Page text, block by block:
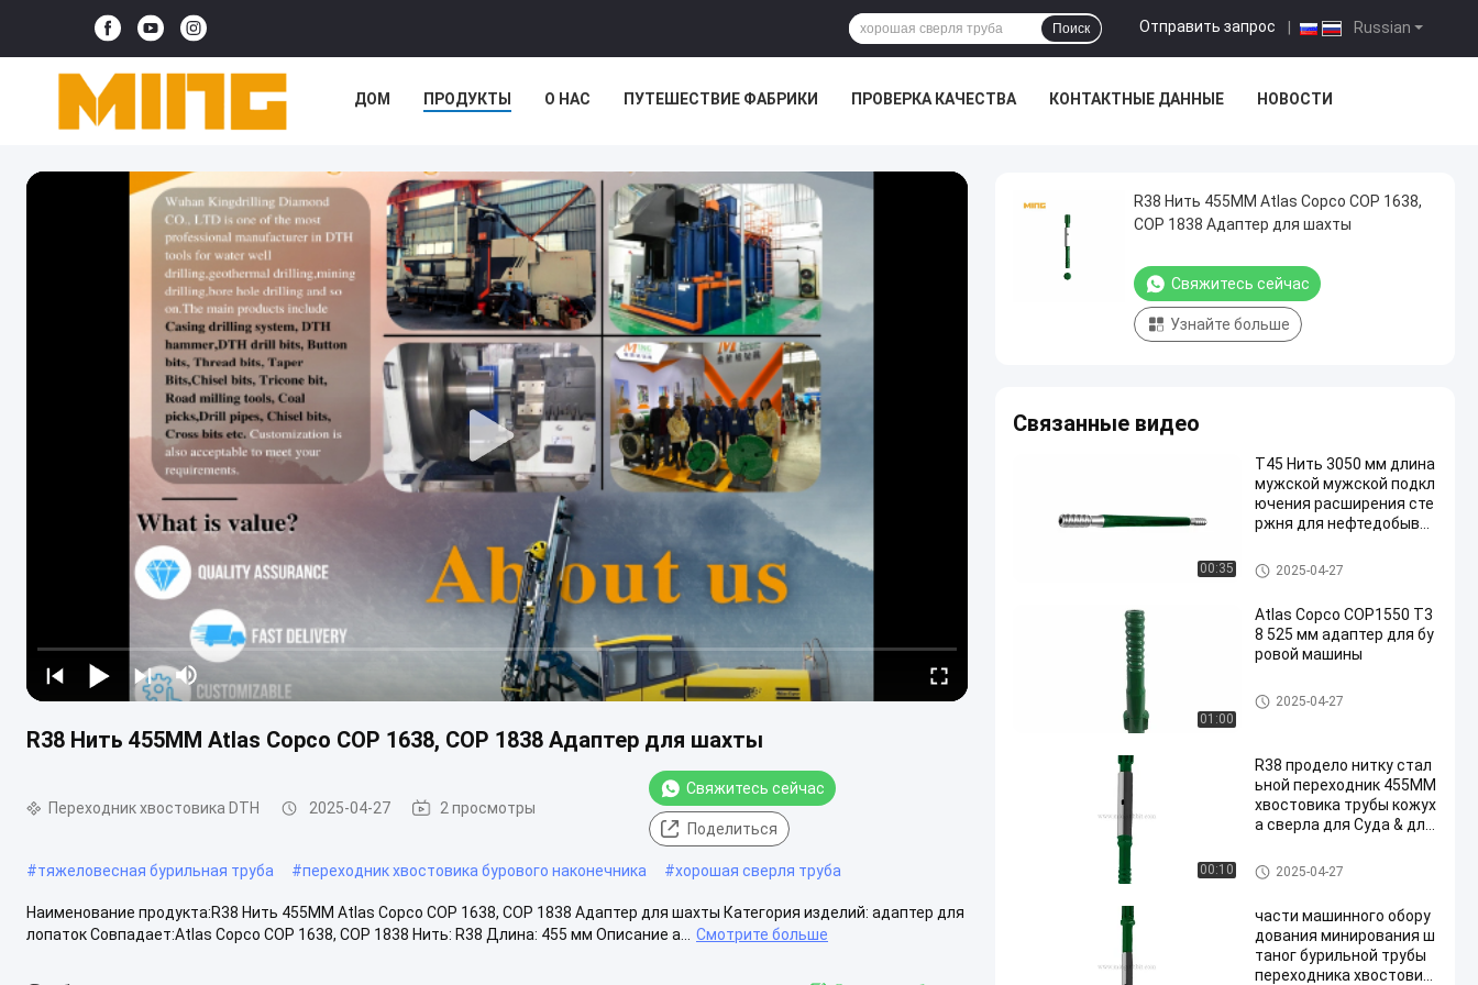
Russian
Отправить запрос
Поиск
ДОМ ПРОДУКТЫ О НАС ПУТЕШЕСТВИЕ ФАБРИКИ ПРОВЕРКА КАЧЕСТВА КОНТАКТНЫЕ ДАННЫЕ НОВОСТИ
R38 Нить 455MM Atlas Copco COP 1638, COP 1838 Адаптер для шахты
Переходник хвостовика DTH 2025-04-27 2 просмотры
Свяжитесь сейчас
Поделиться
#тяжеловесная бурильная труба #переходник хвостовика бурового наконечника #хорошая сверля труба
Наименование продукта:R38 Нить 455MM Atlas Copco COP 1638, COP 1838 Адаптер для шахты Категория изделий: адаптер для
лопаток Совпадает:Atlas Copco COP 1638, COP 1838 Нить: R38 Длина: 455 мм Описание а...
Смотрите больше
R38 Нить 455MM Atlas Copco COP 1638,
COP 1838 Адаптер для шахты
Свяжитесь сейчас
Узнайте больше
Связанные видео
00:35
T45 Нить 3050 мм длина
мужской мужской подкл
ючения расширения сте
ржня для нефтедобыва
Расширение штанга бурового
наконечника
2025-04-27
01:00
Atlas Copco COP1550 T3
8 525 мм адаптер для бу
ровой машины
Переходник хвостовика DTH
2025-04-27
00:10
R38 продело нитку стал
ьной переходник 455MM
хвостовика трубы кожух
а сверла для Суда & дли
ия
Переходник хвостовика DTH
2025-04-27
части машинного обору
дования минирования ш
таног бурильной трубы
переходника хвостовик